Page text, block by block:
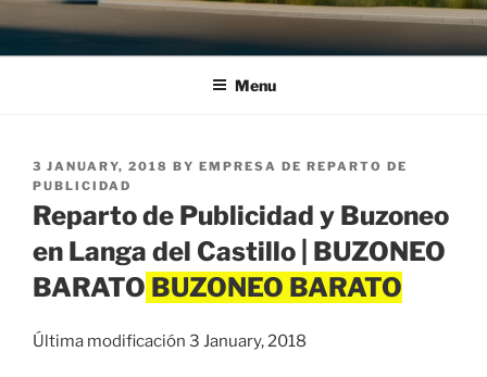
Menu
POSTED
ON
3 JANUARY, 2018 BY EMPRESA DE REPARTO DE
PUBLICIDAD
Reparto de Publicidad y Buzoneo
en Langa del Castillo | BUZONEO
BARATO
Última modificación 3 January, 2018